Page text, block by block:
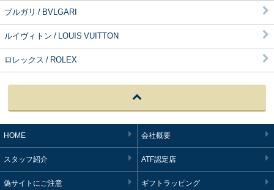
ブルガリ / BVLGARI
ルイヴィトン / LOUIS VUITTON
ロレックス / ROLEX
HOME 会社概要
スタッフ紹介 ATF認定店
偽サイトにご注意 ギフトラッピング